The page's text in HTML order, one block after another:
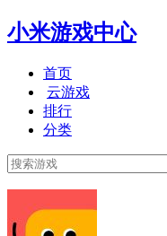
小米游戏中心
首页
云游戏
排行
分类